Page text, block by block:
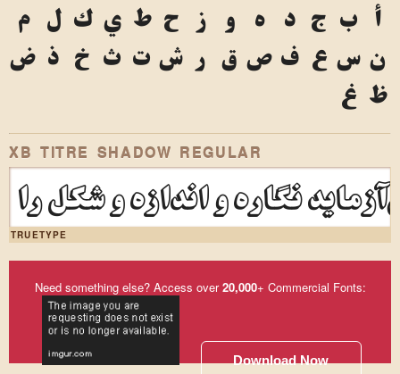
أ ب ج د ه و ز ح ط ي ك ل م
ن س ع ف ص ق ر ش ت ث خ ذ ض
ظ غ
XB TITRE SHADOW REGULAR
نگاره و اندازه و شکل را
TRUETYPE
Need something else? Access over20,000+ Commercial Fonts:
Download Now